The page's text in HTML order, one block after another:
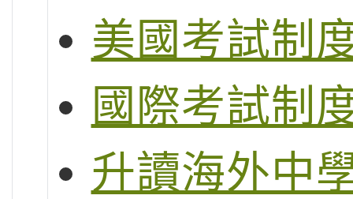
美國考試制
國際考試制
升讀海外中